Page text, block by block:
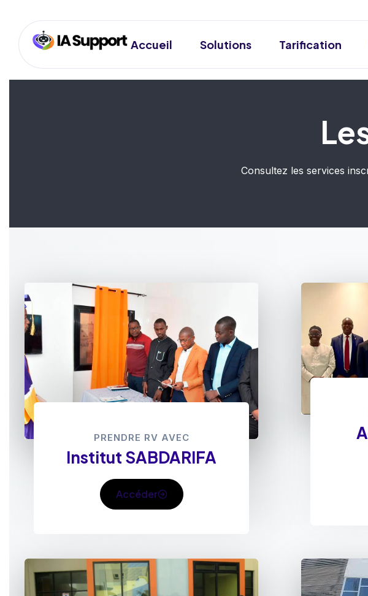
Accueil Solutions Tarification
Consultez les services
PRENDRE RV AVEC
Institut SABDARIFA
Accéder